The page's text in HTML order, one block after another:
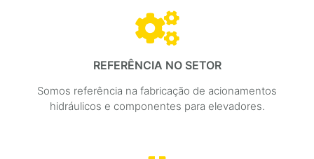
REFERÊNCIA NO SETOR
Somos referência na fabricação de acionamentos
hidráulicos e componentes para elevadores.